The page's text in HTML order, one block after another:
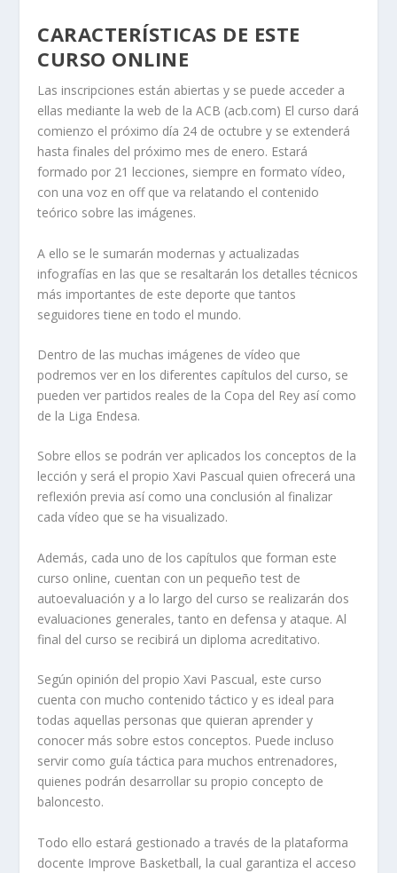
CARACTERÍSTICAS DE ESTE
CURSO ONLINE
Las inscripciones están abiertas y se puede acceder a
ellas mediante la web de la ACB (acb.com) El curso dará
comienzo el próximo día 24 de octubre y se extenderá
hasta finales del próximo mes de enero. Estará
formado por 21 lecciones, siempre en formato vídeo,
con una voz en off que va relatando el contenido
teórico sobre las imágenes.
A ello se le sumarán modernas y actualizadas
infografías en las que se resaltarán los detalles técnicos
más importantes de este deporte que tantos
seguidores tiene en todo el mundo.
Dentro de las muchas imágenes de vídeo que
podremos ver en los diferentes capítulos del curso, se
pueden ver partidos reales de la Copa del Rey así como
de la Liga Endesa.
Sobre ellos se podrán ver aplicados los conceptos de la
lección y será el propio Xavi Pascual quien ofrecerá una
reflexión previa así como una conclusión al finalizar
cada vídeo que se ha visualizado.
Además, cada uno de los capítulos que forman este
curso online, cuentan con un pequeño test de
autoevaluación y a lo largo del curso se realizarán dos
evaluaciones generales, tanto en defensa y ataque. Al
final del curso se recibirá un diploma acreditativo.
Según opinión del propio Xavi Pascual, este curso
cuenta con mucho contenido táctico y es ideal para
todas aquellas personas que quieran aprender y
conocer más sobre estos conceptos. Puede incluso
servir como guía táctica para muchos entrenadores,
quienes podrán desarrollar su propio concepto de
baloncesto.
Todo ello estará gestionado a través de la plataforma
docente Improve Basketball, la cual garantiza el acceso